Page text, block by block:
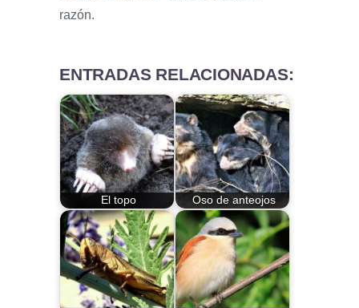
razón.
ENTRADAS RELACIONADAS:
El topo Oso de anteojos